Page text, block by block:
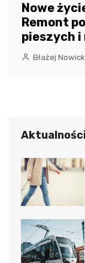
Nowe
Remont
pieszych
Błażej